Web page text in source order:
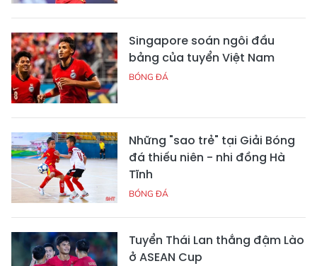
Singapore soán ngôi đầu
bảng của tuyển Việt Nam
BÓNG ĐÁ
Những "sao trẻ" tại Giải Bóng
đá thiếu niên - nhi đồng Hà
Tĩnh
BÓNG ĐÁ
Tuyển Thái Lan thắng đậm Lào
ở ASEAN Cup